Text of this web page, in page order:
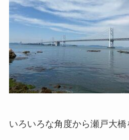
いろいろな角度から瀬戸大橋